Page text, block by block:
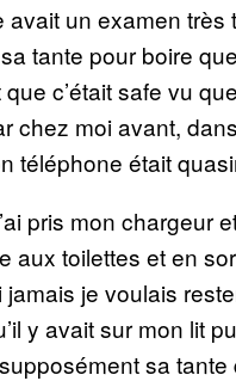
avait un examen
tante pour boire
c’était safe vu
chez moi avant,
téléphone était
pris mon chargeur
toilettes et en
je voulais
y avait sur mon lit
sa